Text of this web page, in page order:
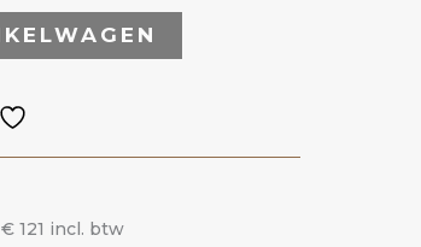
121 incl. btw